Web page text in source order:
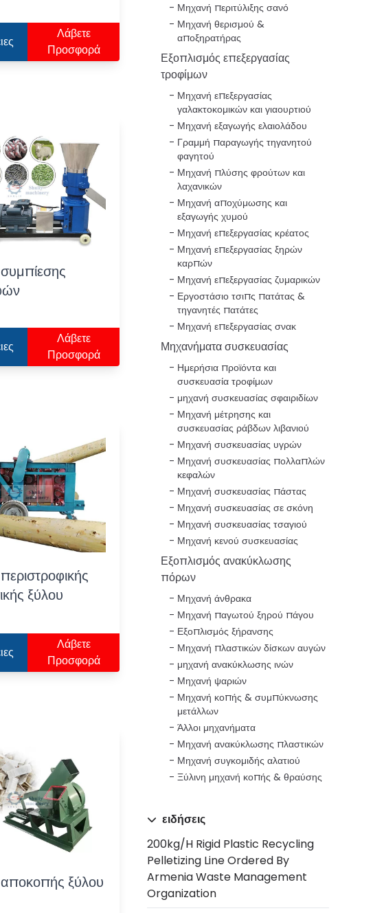
Μηχανή περιτύλιξης σανό
Μηχανή θερισμού &
αποξηρατήρας
Εξοπλισμός επεξεργασίας
τροφίμων
Μηχανή επεξεργασίας
γαλακτοκομικών και γιαουρτιού
Μηχανή εξαγωγής ελαιολάδου
Γραμμή παραγωγής τηγανητού
φαγητού
Μηχανή πλύσης φρούτων και
λαχανικών
Μηχανή αποχύμωσης και
εξαγωγής χυμού
Μηχανή επεξεργασίας κρέατος
Μηχανή επεξεργασίας ξηρών
καρπών
Μηχανή επεξεργασίας ζυμαρικών
Εργοστάσιο τσιπς πατάτας &
τηγανητές πατάτες
Μηχανή επεξεργασίας σνακ
Μηχανήματα συσκευασίας
Ημερήσια προϊόντα και
συσκευασία τροφίμων
μηχανή συσκευασίας σφαιριδίων
Μηχανή μέτρησης και
συσκευασίας ράβδων λιβανιού
Μηχανή συσκευασίας υγρών
Μηχανή συσκευασίας πολλαπλών
κεφαλών
Μηχανή συσκευασίας πάστας
Μηχανή συσκευασίας σε σκόνη
Μηχανή συσκευασίας τσαγιού
Μηχανή κενού συσκευασίας
Εξοπλισμός ανακύκλωσης
πόρων
Μηχανή άνθρακα
Μηχανή παγωτού ξηρού πάγου
Εξοπλισμός ξήρανσης
Μηχανή πλαστικών δίσκων αυγών
μηχανή ανακύκλωσης ινών
Μηχανή ψαριών
Μηχανή κοπής & συμπύκνωσης
μετάλλων
Άλλοι μηχανήματα
Μηχανή ανακύκλωσης πλαστικών
Μηχανή συγκομιδής αλατιού
Ξύλινη μηχανή κοπής & θραύσης
ειδήσεις
200kg/h Rigid Plastic Recycling
Pelletizing Line Ordered By
Armenia Waste Management
Organization
Λάβετε
Προσφορά
Λάβετε
Προσφορά
ξύλου
Λάβετε
Προσφορά
ξύλου